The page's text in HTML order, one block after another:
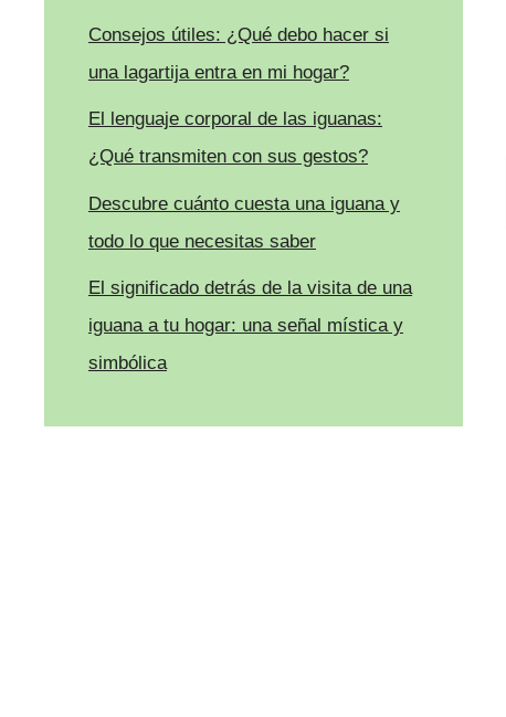
Consejos útiles: ¿Qué debo hacer si
una lagartija entra en mi hogar?
El lenguaje corporal de las iguanas:
¿Qué transmiten con sus gestos?
Descubre cuánto cuesta una iguana y
todo lo que necesitas saber
El significado detrás de la visita de una
iguana a tu hogar: una señal mística y
simbólica